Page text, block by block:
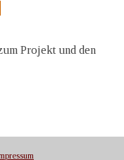
Projekt und den